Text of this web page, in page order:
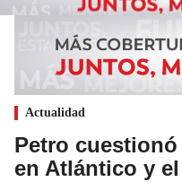
Actualidad
Petro
en Atlántico y